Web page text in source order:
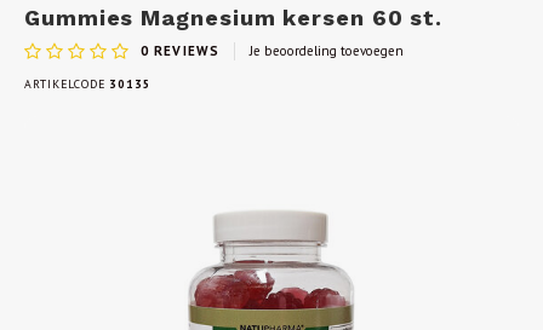
Gummies Magnesium kersen 60 st.
0 REVIEWS Je beoordeling toevoegen
ARTIKELCODE 30135